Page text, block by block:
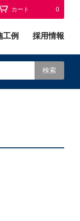
カート 0
工例 採用情報
検索